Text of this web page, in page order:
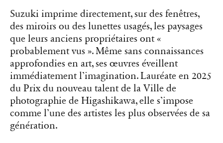
Suzuki imprime directement, sur des fenêtres,
des miroirs ou des lunettes usagés, les paysages
que leurs anciens propriétaires ont «
probablement vus ». Même sans connaissances
approfondies en art, ses œuvres éveillent
immédiatement l’imagination. Lauréate en 2025
du Prix du nouveau talent de la Ville de
photographie de Higashikawa, elle s’impose
comme l’une des artistes les plus observées de sa
génération.